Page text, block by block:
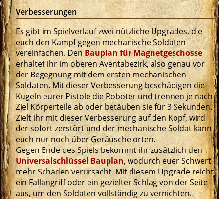
Verbesserungen
Es gibt im Spielverlauf zwei nützliche Upgrades, die
euch den Kampf gegen mechanische Soldaten
vereinfachen. DenBauplan für Magnetgeschosse
erhaltet ihr im oberen Aventabezirk, also genau vor
der Begegnung mit dem ersten mechanischen
Soldaten. Mit dieser Verbesserung beschädigen die
Kugeln eurer Pistole die Roboter und trennen je nach
Ziel Körperteile ab oder betäuben sie für 3 Sekunden.
Zielt ihr mit dieser Verbesserung auf den Kopf, wird
der sofort zerstört und der mechanische Soldat kann
euch nur noch über Geräusche orten.
Gegen Ende des Spiels bekommt ihr zusätzlich den
Universalschlüssel Bauplan, wodurch euer Schwert
mehr Schaden verursacht. Mit diesem Upgrade reicht
ein Fallangriff oder ein gezielter Schlag von der Seite
aus, um den Soldaten vollständig zu vernichten.